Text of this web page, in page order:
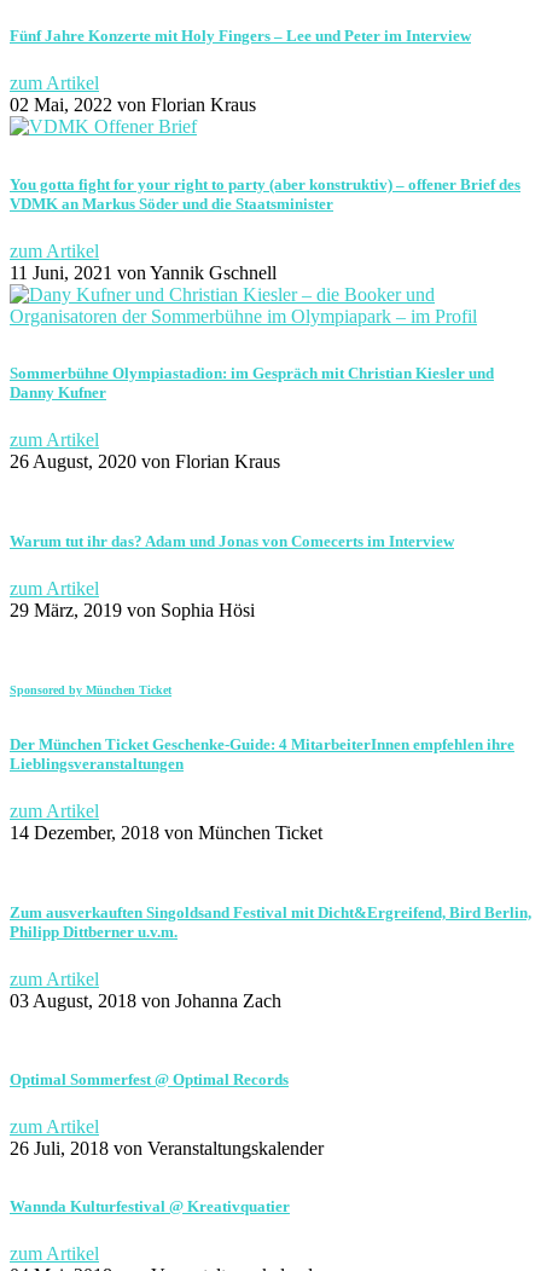
Fünf Jahre Konzerte mit Holy Fingers – Lee und Peter im Interview
zum Artikel
02 Mai, 2022 von Florian Kraus
You gotta fight for your right to party (aber konstruktiv) – offener Brief des
VDMK an Markus Söder und die Staatsminister
zum Artikel
11 Juni, 2021 von Yannik Gschnell
Sommerbühne Olympiastadion: im Gespräch mit Christian Kiesler und
Danny Kufner
zum Artikel
26 August, 2020 von Florian Kraus
Warum tut ihr das? Adam und Jonas von Comecerts im Interview
zum Artikel
29 März, 2019 von Sophia Hösi
Sponsored by München Ticket
Der München Ticket Geschenke-Guide: 4 MitarbeiterInnen empfehlen ihre
Lieblingsveranstaltungen
zum Artikel
14 Dezember, 2018 von München Ticket
Zum ausverkauften Singoldsand Festival mit Dicht&Ergreifend, Bird Berlin,
Philipp Dittberner u.v.m.
zum Artikel
03 August, 2018 von Johanna Zach
Optimal Sommerfest @ Optimal Records
zum Artikel
26 Juli, 2018 von Veranstaltungskalender
Wannda Kulturfestival @ Kreativquatier
zum Artikel